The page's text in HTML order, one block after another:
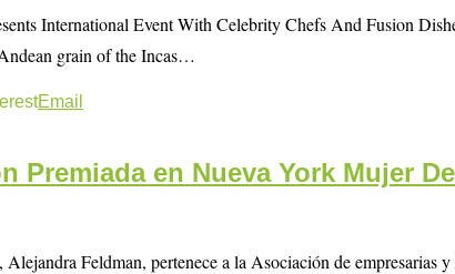
International Event With Celebrity Chefs And
grain of the Incas…
Email
Premiada en Nueva York Mujer
Alejandra Feldman, pertenece a la Asociación de